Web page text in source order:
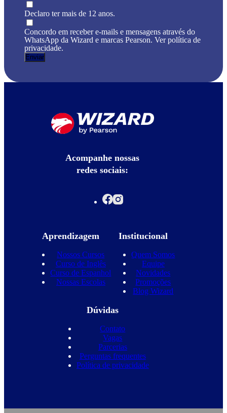
Declaro ter mais de 12 anos.
Concordo em receber e-mails e mensagens através do
WhatsApp da Wizard e marcas Pearson. Ver política de
privacidade.
Acompanhe nossas
redes sociais:
Aprendizagem
Nossos Cursos
Curso de Inglês
Curso de Espanhol
Nossas Escolas
Institucional
Quem Somos
Equipe
Novidades
Promoções
Blog Wizard
Dúvidas
Contato
Vagas
Parcerias
Perguntas frequentes
Política de privacidade